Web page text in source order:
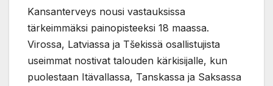
Kansanterveys nousi vastauksissa
tärkeimmäksi painopisteeksi 18 maassa.
Virossa, Latviassa ja Tšekissä osallistujista
useimmat nostivat talouden kärkisijalle, kun
puolestaan Itävallassa, Tanskassa ja Saksassa